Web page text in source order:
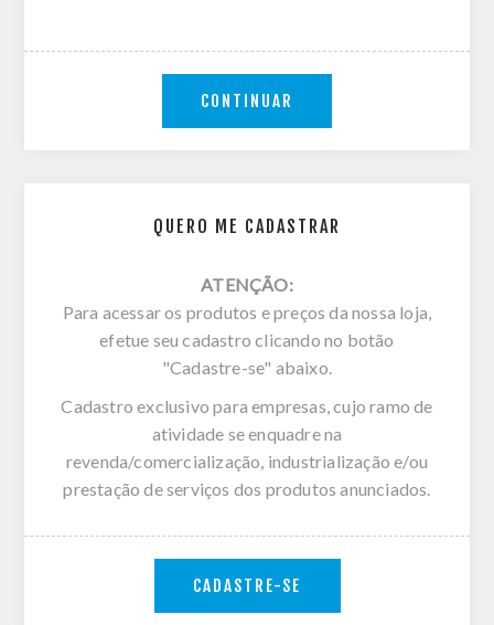
QUERO ME CADASTRAR
ATENÇÃO:
Para acessar os produtos e preços da nossa loja,
efetue seu cadastro clicando no botão
"Cadastre-se" abaixo.
Cadastro exclusivo para empresas, cujo ramo de
atividade se enquadre na
revenda/comercialização, industrialização e/ou
prestação de serviços dos produtos anunciados.
CADASTRE-SE
CONTINUAR